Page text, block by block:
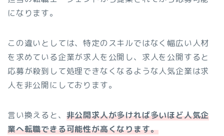
になります。
この違いとしては、特定のスキルではなく幅広い人材
を求めている企業が求人を公開し、求人を公開すると
応募が殺到して処理できなくなるような人気企業は求
人を非公開にしております。
言い換えると、 非公開求人が多ければ多いほど人気企
業へ転職できる可能性が高くなります。